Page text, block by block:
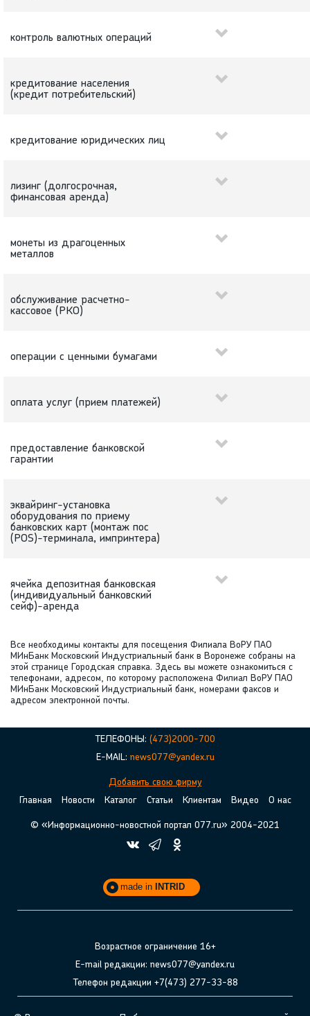
контроль валютных операций
кредитование населения
(кредит потребительский)
кредитование юридических лиц
лизинг (долгосрочная,
финансовая аренда)
монеты из драгоценных
металлов
обслуживание расчетно-
кассовое (РКО)
операции с ценными бумагами
оплата услуг (прием платежей)
предоставление банковской
гарантии
эквайринг-установка
оборудования по приему
банковских карт (монтаж пос
(POS)-терминала, импринтера)
ячейка депозитная банковская
(индивидуальный банковский
сейф)-аренда
Все необходимы контакты для посещения Филиала ВоРУ ПАО
МИнБанк Московский Индустриальный банк в Воронеже собраны на
этой странице Городская справка. Здесь вы можете ознакомиться с
телефонами, адресом, по которому расположена Филиал ВоРУ ПАО
МИнБанк Московский Индустриальный банк, номерами факсов и
адресом электронной почты.
ТЕЛЕФОНЫ: (473)2000-700
E-MAIL: news077@yandex.ru
Добавить свою фирму
Главная
Новости Каталог Статьи Клиентам Видео О нас
© «Информационно-новостной портал 077.ru» 2004-2021
made in INTRID
Возрастное ограничение 16+
E-mail редакции: news077@yandex.ru
Телефон редакции +7(473) 277-33-88